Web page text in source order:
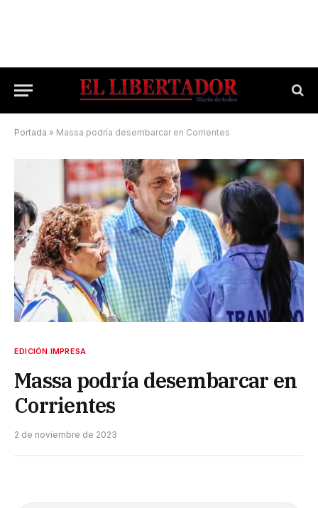
Portada » Massa podría desembarcar en Corrientes
EDICIÓN IMPRESA
Massa podría desembarcar en
Corrientes
2 de noviembre de 2023